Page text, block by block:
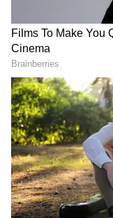
போட்டுவிட்டு
நடக்க
முடியாது
இல்ல
என்று கேட்டு
வைக்கிறார்.
ஆனந்த் மற்றும்
சேர்ந்து
வச்சிருந்து
அவனுக்கு